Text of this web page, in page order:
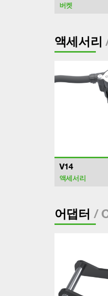
버켓
액세서리
V14
액세서리
어댑터 /